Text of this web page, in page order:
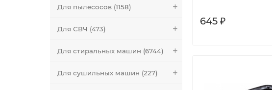
Для пылесосов (1158)
Для СВЧ (473)
Для стиральных машин (6744)
Для сушильных машин (227)
645 ₽